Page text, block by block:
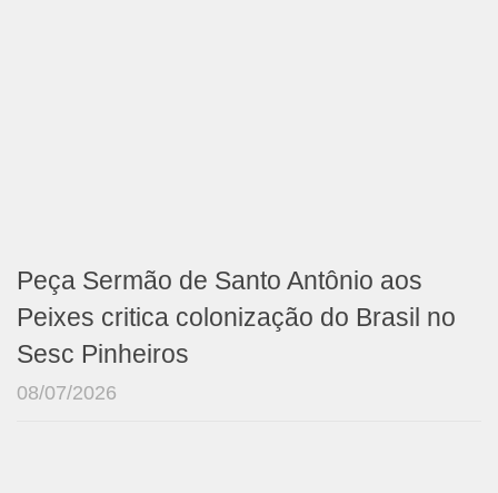
Peça Sermão de Santo Antônio aos
Peixes critica colonização do Brasil no
Sesc Pinheiros
08/07/2026